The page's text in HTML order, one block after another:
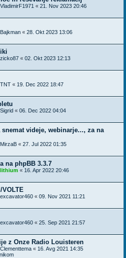
VladimirF1971 « 21. Nov 2023 20:46
Bajkman « 28. Okt 2023 13:06
zicko87 « 02. Okt 2023 12:13
TNT « 19. Dec 2022 18:47
Sigrid « 06. Dec 2022 04:04
videje, webinarje..., za na
MirzaB « 27. Jul 2022 01:35
na phpBB 3.3.7
lithium « 16. Apr 2022 20:46
excavator460 « 09. Nov 2021 11:21
excavator460 « 25. Sep 2021 21:57
z Onze Radio Louisteren
Clementtema « 16. Avg 2021 14:35